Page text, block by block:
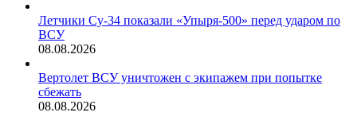
Летчики Су-34 показали «Упыря-500» перед ударом по
ВСУ
08.08.2026
Вертолет ВСУ уничтожен с экипажем при попытке
сбежать
08.08.2026